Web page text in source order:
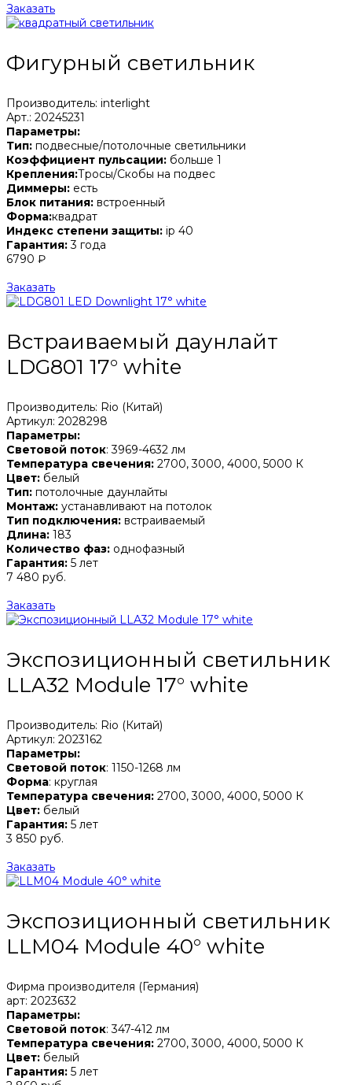
Заказать
Фигурный светильник
Производитель: interlight
Арт.: 20245231
Параметры:
Тип: подвесные/потолочные светильники
Коэффициент пульсации: больше 1
Крепления:Тросы/Скобы на подвес
Диммеры: есть
Блок питания: встроенный
Форма:квадрат
Индекс степени защиты: ip 40
Гарантия:3 года
6790 ₽
Заказать
Встраиваемый даунлайт
LDG801 17° white
Производитель: Rio (Китай)
Артикул: 2028298
Параметры:
Световой поток: 3969-4632 лм
Температура свечения: 2700, 3000, 4000, 5000 К
Цвет: белый
Тип: потолочные даунлайты
Монтаж: устанавливают на потолок
Тип подключения: встраиваемый
Длина: 183
Количество фаз: однофазный
Гарантия: 5 лет
7 480 руб.
Заказать
Экспозиционный светильник
LLA32 Module 17° white
Производитель: Rio (Китай)
Артикул: 2023162
Параметры:
Световой поток: 1150-1268 лм
Форма: круглая
Температура свечения: 2700, 3000, 4000, 5000 К
Цвет: белый
Гарантия: 5 лет
3 850 руб.
Заказать
Экспозиционный светильник
LLM04 Module 40° white
Фирма производителя (Германия)
арт: 2023632
Параметры:
Световой поток: 347-412 лм
Температура свечения: 2700, 3000, 4000, 5000 К
Цвет: белый
Гарантия: 5 лет